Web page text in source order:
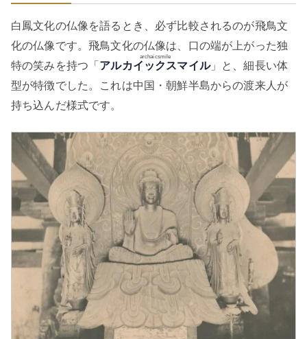
白鳳文化の仏像を語るとき、必ず比較されるのが飛鳥文
化の仏像です。飛鳥文化の仏像は、口の端が上がった独
特の笑みを持つ「 アルカイックスマイル
archaicsmile
」と、細長い体
型が特徴でした。これは中国・朝鮮半島からの渡来人が
持ち込んだ様式です。